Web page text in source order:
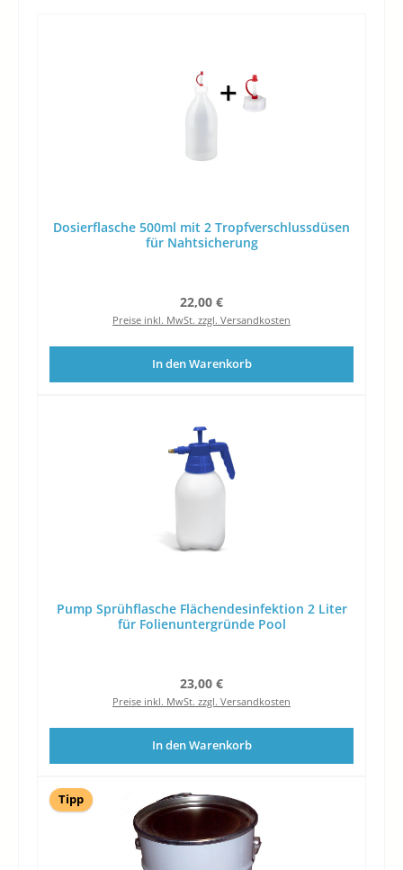
Dosierflasche 500ml mit 2 Tropfverschlussdüsen
für Nahtsicherung
Regulärer Preis:
22,00 €
Preise inkl. MwSt. zzgl. Versandkosten
In den Warenkorb
Pump Sprühflasche Flächendesinfektion 2 Liter
für Folienuntergründe Pool
Regulärer Preis:
23,00 €
Preise inkl. MwSt. zzgl. Versandkosten
In den Warenkorb
Tipp